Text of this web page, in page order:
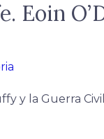
Eoin
y la Guerra